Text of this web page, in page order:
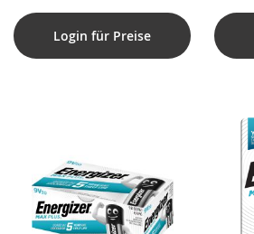
Login für Preise